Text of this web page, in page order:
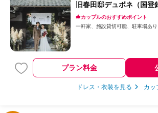
旧春田邸デュボネ（国登
カップルのおすすめポイント
一軒家
施設貸切可能 駐車場あり
プラン料金
ドレス・衣装を見る カッ